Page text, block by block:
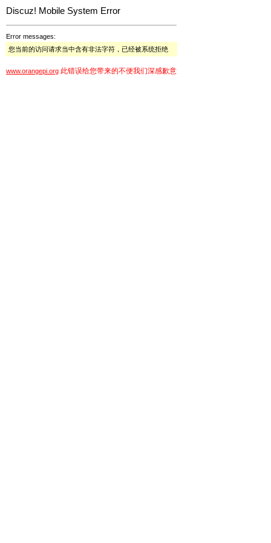
Discuz! Mobile System Error
Error messages:
您当前的访问请求当中含有非法字符，已经被系统拒绝
www.orangepi.org 此错误给您带来的不便我们深感歉意